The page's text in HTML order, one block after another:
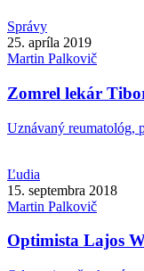
Správy
25. apríla 2019
Martin Palkovič
Zomrel lekár
Uznávaný reumatológ,
Ľudia
15. septembra 2018
Martin Palkovič
Optimista Lajos